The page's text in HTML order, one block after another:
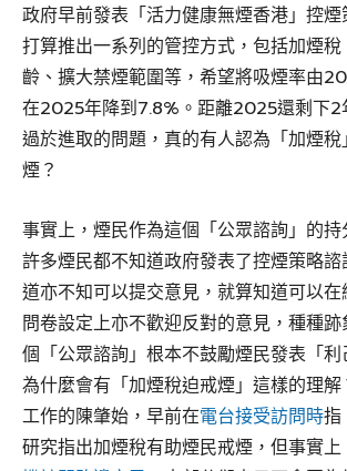
政府早前發表「活力健康無煙香港」控煙
打算推出一系列的管控方式，包括加煙
齡、擴大禁煙範圍等，希望將吸煙率由
在2025年降到7.8%。距離2025還剩下2
過於進取的問題，真的有人認為「加煙
煙？
事實上，煙民作為這個「公眾諮詢」的
許多煙民都不知道政府發表了控煙策略
道亦不知可以提交意見，就算知道可以在
問卷設定上亦不歡迎反對的意見，種種
個「公眾諮詢」根本不鼓勵煙民發表「
為什麼會有「加煙稅迫戒煙」這樣的理
工作的陳肇始，早前在電台接受訪問時指
研究指出加煙稅有助煙民戒煙，但事實上